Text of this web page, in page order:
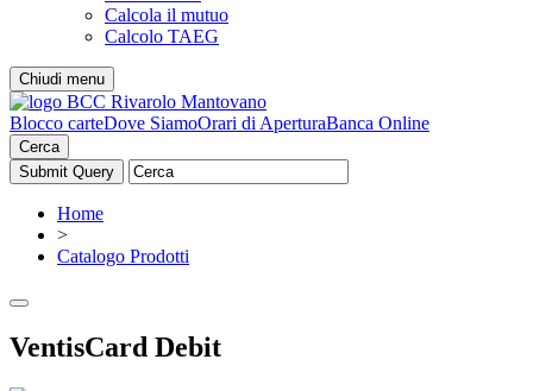
Calcola il mutuo
Calcolo TAEG
Chiudi menu
Blocco carteDove SiamoOrari di AperturaBanca Online
Cerca
Home
>
Catalogo Prodotti
VentisCard Debit